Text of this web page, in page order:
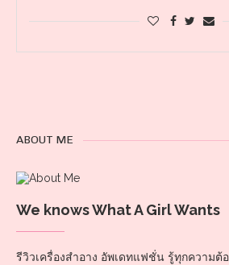
ABOUT ME
We knows What A Girl Wants
รีวิวเครื่องสำอาง อัพเดทแฟชั่น รู้ทุกความต้